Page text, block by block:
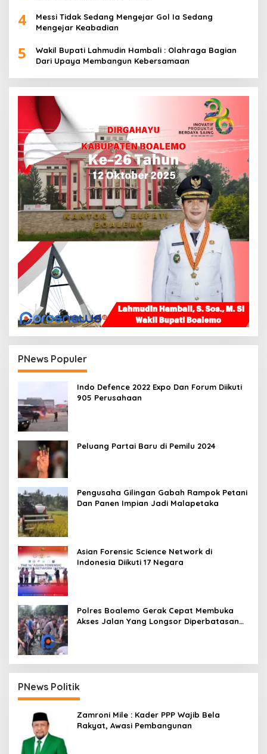
4
Messi Tidak Sedang Mengejar Gol Ia Sedang
Mengejar Keabadian
5
Wakil Bupati Lahmudin Hambali : Olahraga Bagian
Dari Upaya Membangun Kebersamaan
PNews Populer
Indo Defence 2022 Expo Dan Forum Diikuti
905 Perusahaan
Peluang Partai Baru di Pemilu 2024
Pengusaha Gilingan Gabah Rampok Petani
Dan Panen Impian Jadi Malapetaka
Asian Forensic Science Network di
Indonesia Diikuti 17 Negara
Polres Boalemo Gerak Cepat Membuka
Akses Jalan Yang Longsor Diperbatasan
PNews Politik
Zamroni Mile : Kader PPP Wajib Bela
Rakyat, Awasi Pembangunan